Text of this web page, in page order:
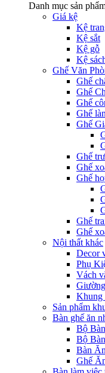
Danh mục sản
Giá kệ
Kệ
Kệ sắt
Kệ gỗ
Kệ
Ghế Văn
Ghế
Ghế
Ghế
Ghế
Ghế
Ghế
Ghế
Ghế
Ghế
Ghế
Nội thất khác
Decor
Phụ
Vách
Khung
Sản phẩm
Bàn ghế ăn
Bộ
Bộ
Bàn
Ghế